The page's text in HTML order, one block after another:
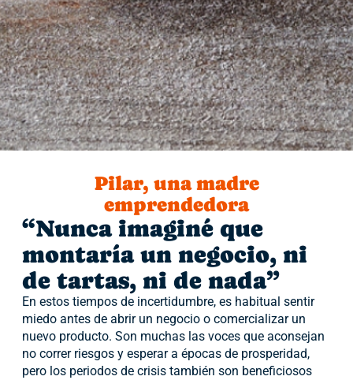
Pilar, una madre
emprendedora
“Nunca imaginé que
montaría un negocio, ni
de tartas, ni de nada”
En estos tiempos de incertidumbre, es habitual sentir
miedo antes de abrir un negocio o comercializar un
nuevo producto. Son muchas las voces que aconsejan
no correr riesgos y esperar a épocas de prosperidad,
pero los periodos de crisis también son beneficiosos